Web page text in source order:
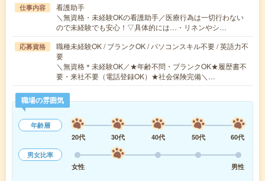
仕事内容
看護助手
＼無資格・未経験OKの看護助手／医療行為は一切行わない
ので未経験でも安心！▽具体的には…・リネンやシ…
応募資格
職種未経験OK / ブランクOK / パソコンスキル不要 / 英語力不
要
＼無資格＊未経験OK／★年齢不問・ブランクOK★履歴書不
要・来社不要（電話登録OK）★社会保険完備＼…
職場の雰囲気
年齢層
20代
30代 40代 50代
60代
男女比率
女性
男性